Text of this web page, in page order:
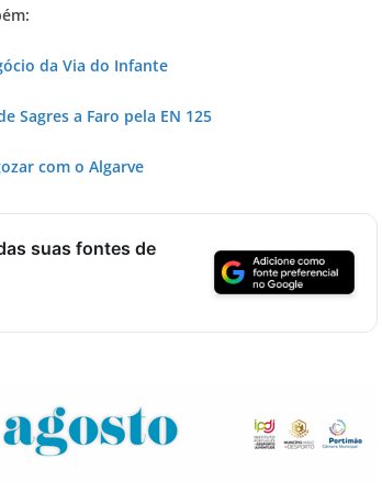
da Via do Infante
Sagres a Faro pela EN 125
com o Algarve
suas fontes de